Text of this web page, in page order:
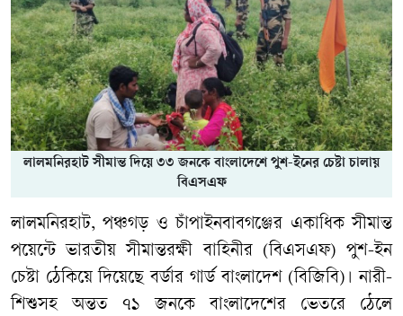
লালমনিরহাট সীমান্ত দিয়ে ৩৩ জনকে বাংলাদেশে পুশ-ইনের চেষ্টা চালায়
বিএসএফ
লালমনিরহাট, পঞ্চগড় ও চাঁপাইনবাবগঞ্জের একাধিক সীমান্ত
পয়েন্টে ভারতীয় সীমান্তরক্ষী বাহিনীর (বিএসএফ) পুশ-ইন
চেষ্টা ঠেকিয়ে দিয়েছে বর্ডার গার্ড বাংলাদেশ (বিজিবি)। নারী-
শিশুসহ অন্তত ৭১ জনকে বাংলাদেশের ভেতরে ঠেলে